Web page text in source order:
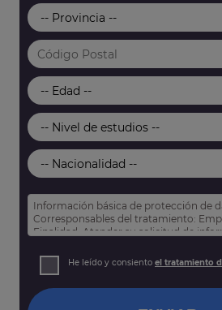
Información básica de protección de
Corresponsables del tratamiento:
Finalidad: Atender su solicitud de
Derechos: Puede acceder, rectificar y
así como otros derechos tal y como
He leído y consiento el tratamiento